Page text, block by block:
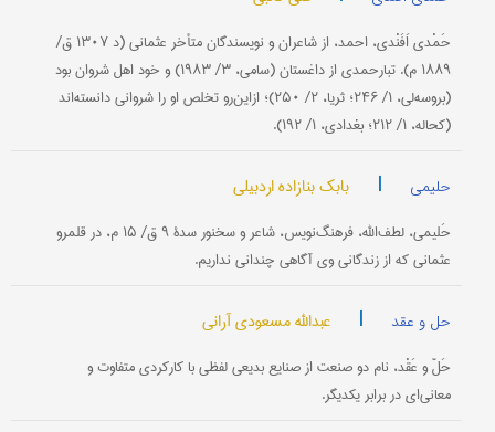
حَمْدی اَفَنْدی، احمد، از شاعران و نویسندگان متأخر عثمانی (د ۱۳۰۷ ق/
۱۸۸۹ م). تبارحمدی از داغستان (سامی، ۳/ ۱۹۸۳) و خود اهل شروان بود
(بروسه‌لی، ۱/ ۲۴۶؛ ثریا، ۲/ ۲۵۰)؛ ازاین‌رو تخلص او را شروانی دانسته‌اند
(کحاله، ۱/ ۲۱۲؛ بغدادی، ۱/ ۱۹۲).
حلیمی | بابک بنازاده اردبیلی
حَلیمی، لطف‌‌الله، فرهنگ‌نویس، شاعر و سخنور سدۀ ۹ ق/ ۱۵ م، در قلمرو
عثمانی که از زندگانی وی آگاهی چندانی نداریم.
حل و عقد | عبدالله مسعودی آرانی
حَلّ و عَقْد، نام دو صنعت از صنایع بدیعی لفظی با کارکردی متفاوت و
معانی‌ای در برابر یکدیگر.